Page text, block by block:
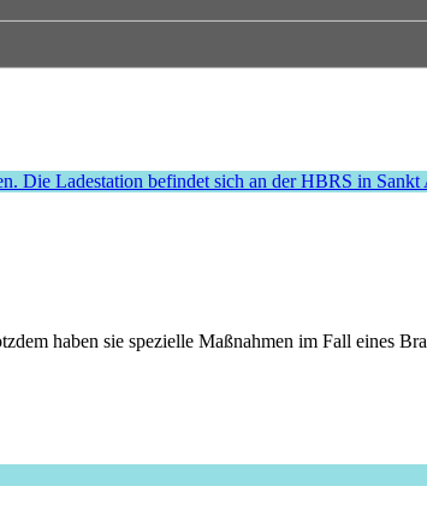
haben sie spezielle Maßnahmen im Fall eines